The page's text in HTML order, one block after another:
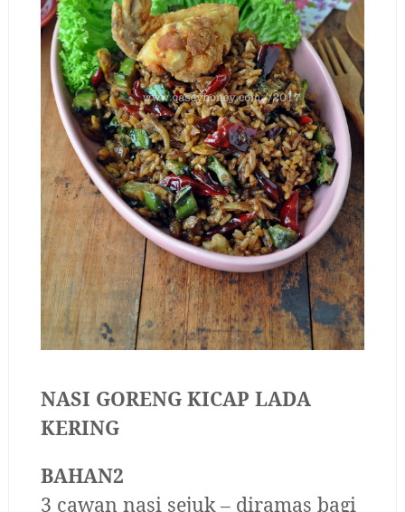
NASI GORENG KICAP LADA
KERING
BAHAN2
3 cawan nasi sejuk – diramas bagi